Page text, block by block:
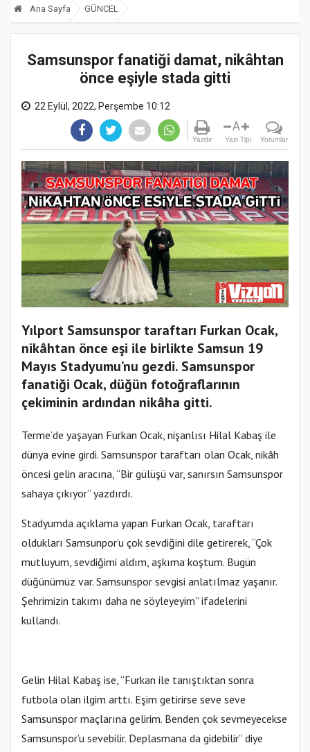
Ana Sayfa GÜNCEL
Samsunspor fanatiği damat, nikâhtan
önce eşiyle stada gitti
22 Eylül, 2022, Perşembe 10:12
Yazdır
A
Yazı Tipi Yorumlar
Yılport Samsunspor taraftarı Furkan Ocak,
nikâhtan önce eşi ile birlikte Samsun 19
Mayıs Stadyumu’nu gezdi. Samsunspor
fanatiği Ocak, düğün fotoğraflarının
çekiminin ardından nikâha gitti.
Terme’de yaşayan Furkan Ocak, nişanlısı Hilal Kabaş ile
dünya evine girdi. Samsunspor taraftarı olan Ocak, nikâh
öncesi gelin aracına, “Bir gülüşü var, sanırsın Samsunspor
sahaya çıkıyor” yazdırdı.
Stadyumda açıklama yapan Furkan Ocak, taraftarı
oldukları Samsunpor’u çok sevdiğini dile getirerek, “Çok
mutluyum, sevdiğimi aldım, aşkıma koştum. Bugün
düğünümüz var. Samsunspor sevgisi anlatılmaz yaşanır.
Şehrimizin takımı daha ne söyleyeyim” ifadelerini
kullandı.
Gelin Hilal Kabaş ise, “Furkan ile tanıştıktan sonra
futbola olan ilgim arttı. Eşim getirirse seve seve
Samsunspor maçlarına gelirim. Benden çok sevmeyecekse
Samsunspor’u sevebilir. Deplasmana da gidebilir” diye